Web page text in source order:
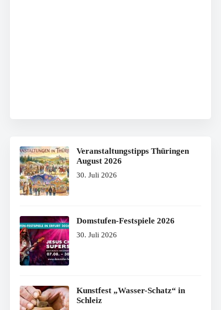
Veranstaltungstipps Thüringen
August 2026
30. Juli 2026
Domstufen-Festspiele 2026
30. Juli 2026
Kunstfest „Wasser-Schatz“ in
Schleiz